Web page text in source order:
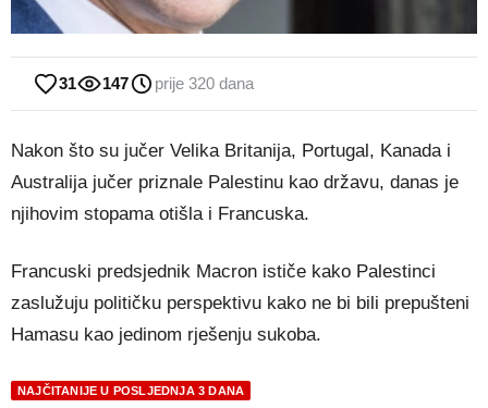
31 147 prije 320 dana
Nakon što su jučer Velika Britanija, Portugal, Kanada i
Australija jučer priznale Palestinu kao državu, danas je
njihovim stopama otišla i Francuska.
Francuski predsjednik Macron ističe kako Palestinci
zaslužuju političku perspektivu kako ne bi bili prepušteni
Hamasu kao jedinom rješenju sukoba.
NAJČITANIJE U POSLJEDNJA 3 DANA